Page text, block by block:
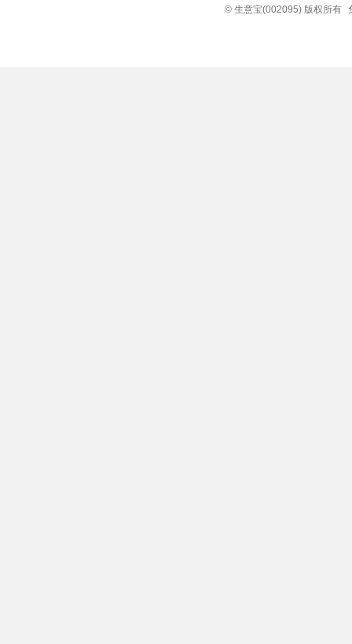
© 生意宝(002095) 版权所有